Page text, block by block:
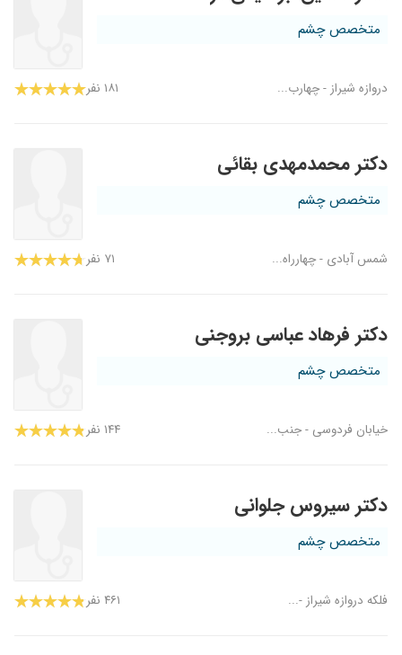
متخصص چشم
دروازه شیراز - چهارب... ۱۸۱ نفر
دکتر محمدمهدی بقائی
متخصص چشم
شمس آبادی - چهارراه... ۷۱ نفر
دکتر فرهاد عباسی بروجنی
متخصص چشم
خیابان فردوسی - جنب... ۱۴۴ نفر
دکتر سیروس جلوانی
متخصص چشم
فلکه دروازه شیراز -... ۴۶۱ نفر